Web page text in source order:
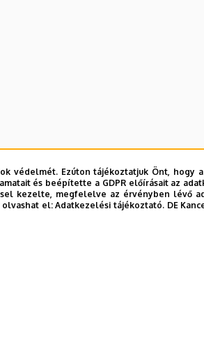
védelmét. Ezúton tájékoztatjuk Önt, hogy
és beépítette a GDPR előírásait az
kezelte, megfelelve az érvényben lévő
olvashat el:Adatkezelési tájékoztató. DE